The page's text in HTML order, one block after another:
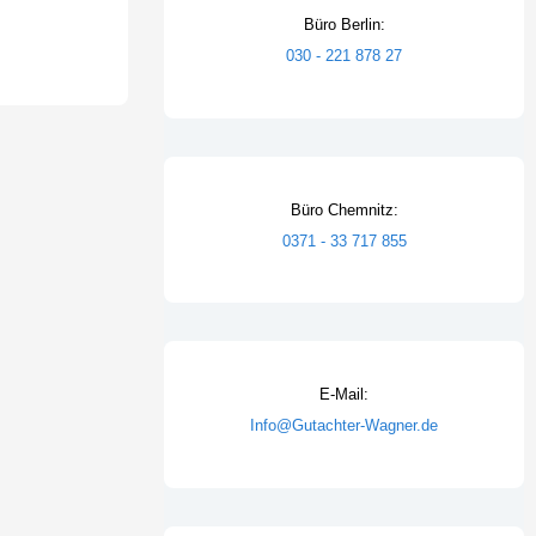
Büro Berlin:
030 - 221 878 27
Büro Chemnitz:
0371 - 33 717 855
E-Mail:
Info@Gutachter-Wagner.de